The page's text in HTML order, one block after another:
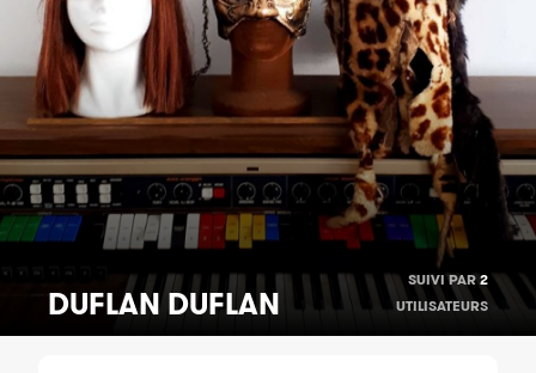
DUFLAN DUFLAN
SUIVI PAR 2
UTILISATEURS